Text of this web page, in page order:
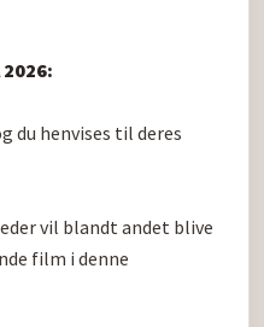
du henvises til deres
vil blandt andet blive
film i denne